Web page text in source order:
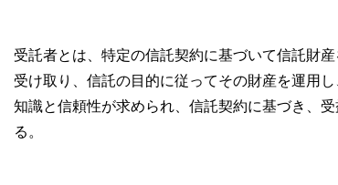
受託者とは、特定の信託契約に基づいて信託財
受け取り、信託の目的に従ってその財産を運用
知識と信頼性が求められ、信託契約に基づき、
る。